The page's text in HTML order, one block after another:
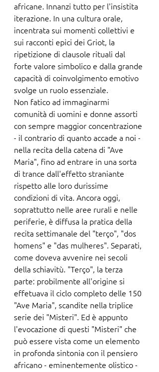
africane. Innanzi tutto per l'insistita
iterazione. In una cultura orale,
incentrata sui momenti collettivi e
sui racconti epici dei Griot, la
ripetizione di clausole rituali dal
forte valore simbolico e dalla grande
capacità di coinvolgimento emotivo
svolge un ruolo essenziale.
Non fatico ad immaginarmi
comunità di uomini e donne assorti
con sempre maggior concentrazione
- il contrario di quanto accade a noi -
nella recita della catena di "Ave
Maria", fino ad entrare in una sorta
di trance dall'effetto straniante
rispetto alle loro durissime
condizioni di vita. Ancora oggi,
soprattutto nelle aree rurali e nelle
periferie, è diffusa la pratica della
recita settimanale del "terço", "dos
homens" e "das mulheres". Separati,
come doveva avvenire nei secoli
della schiavitù. "Terço", la terza
parte: probilmente all'origine si
effetuava il ciclo completo delle 150
"Ave Maria", scandite nella triplice
serie dei "Misteri". Ed è appunto
l'evocazione di questi "Misteri" che
può essere vista come un elemento
in profonda sintonia con il pensiero
africano - eminentemente olistico -